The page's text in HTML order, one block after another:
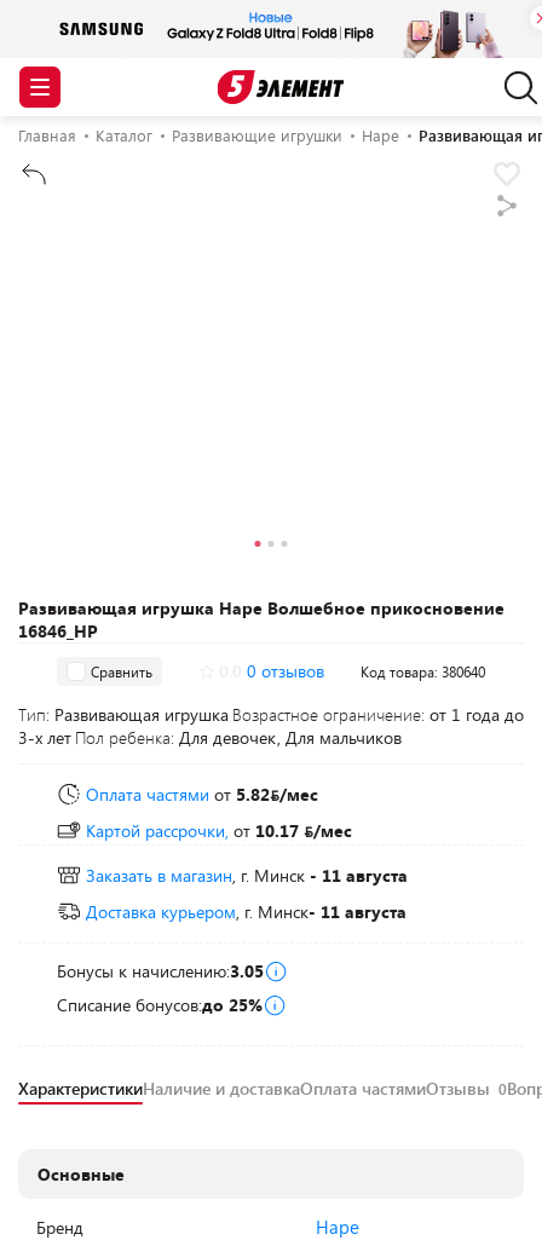
Главная Каталог Развивающие игрушки Hape Развивающая
Развивающая игрушка Hape Волшебное прикосновение
16846_HP
Сравнить 0 отзывов Код товара: 380640
Тип: Развивающая игрушка Возрастное ограничение: от 1 года до
3-х лет Пол ребенка: Для девочек, Для мальчиков
Оплата частями от 5.82 /мес
Картой рассрочки, от 10.17
/мес
Заказать в магазин, г. Минск - 11 августа
Доставка курьером, г. Минск- 11 августа
Бонусы к начислению:3.05
Списание бонусов:до 25%
ХарактеристикиНаличие и доставкаОплата частямиОтзывы 0
Основные
Бренд Hape